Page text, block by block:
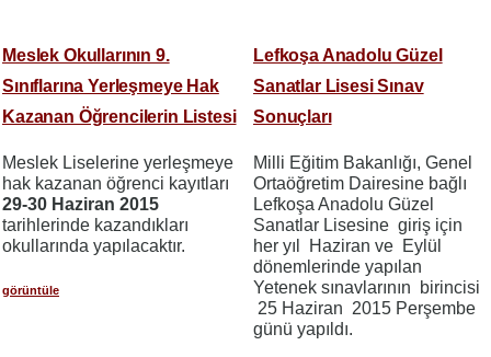
Meslek Okullarının 9.
Sınıflarına Yerleşmeye Hak
Kazanan Öğrencilerin Listesi
Meslek Liselerine yerleşmeye
hak kazanan öğrenci kayıtları
29-30 Haziran 2015
tarihlerinde kazandıkları
okullarında yapılacaktır.
görüntüle
Lefkoşa Anadolu Güzel
Sanatlar Lisesi Sınav
Sonuçları
Milli Eğitim Bakanlığı, Genel
Ortaöğretim Dairesine bağlı
Lefkoşa Anadolu Güzel
Sanatlar Lisesine giriş için
her yıl Haziran ve Eylül
dönemlerinde yapılan
Yetenek sınavlarının birincisi
25 Haziran 2015 Perşembe
günü yapıldı.